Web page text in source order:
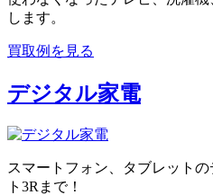
します。
買取例を見る
デジタル家電
スマートフォン、タブレット
ト3Rまで！